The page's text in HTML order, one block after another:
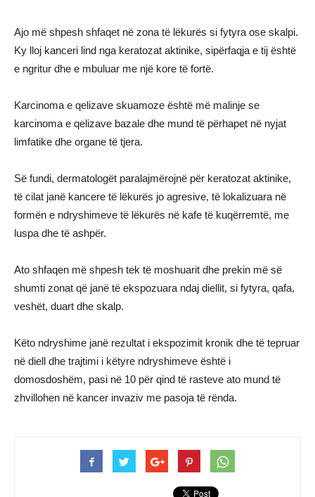
Ajo më shpesh shfaqet në zona të lëkurës si fytyra ose skalpi.
Ky lloj kanceri lind nga keratozat aktinike, sipërfaqja e tij është
e ngritur dhe e mbuluar me një kore të fortë.
Karcinoma e qelizave skuamoze është më malinje se
karcinoma e qelizave bazale dhe mund të përhapet në nyjat
limfatike dhe organe të tjera.
Së fundi, dermatologët paralajmërojnë për keratozat aktinike,
të cilat janë kancere të lëkurës jo agresive, të lokalizuara në
formën e ndryshimeve të lëkurës në kafe të kuqërremtë, me
luspa dhe të ashpër.
Ato shfaqen më shpesh tek të moshuarit dhe prekin më së
shumti zonat që janë të ekspozuara ndaj diellit, si fytyra, qafa,
veshët, duart dhe skalp.
Këto ndryshime janë rezultat i ekspozimit kronik dhe të tepruar
në diell dhe trajtimi i këtyre ndryshimeve është i
domosdoshëm, pasi në 10 për qind të rasteve ato mund të
zhvillohen në kancer invaziv me pasoja të rënda.